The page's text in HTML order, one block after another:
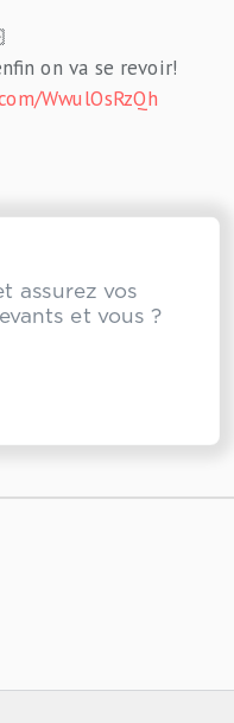
on va se revoir!
WwulOsRzQh
assurez vos
et vous ?